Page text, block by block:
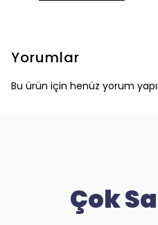
Yorumlar
Bu ürün için henüz yorum
Çok